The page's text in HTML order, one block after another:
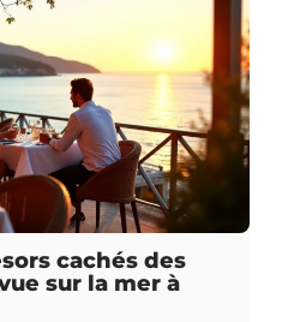
cachés des
sur la mer à